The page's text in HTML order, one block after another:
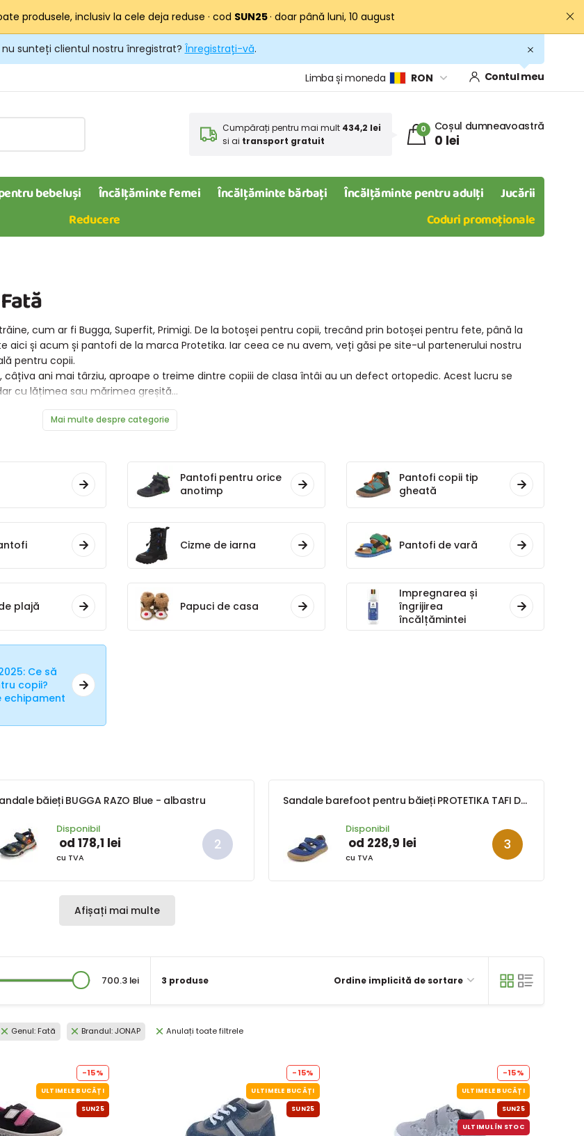
produsele, inclusiv la cele deja reduse · cod SUN25· doar până luni, 10 august
sunteți clientul nostru înregistrat? Înregistrați-vă.
Limba și moneda RON Contul meu
Cumpărați pentru mai mult 434,2 lei
si ai transport gratuit
0 Coșul dumneavoastră
0 lei
bebeluși Încălțăminte femei Încălțăminte bărbați Încălțăminte pentru adulți
Jucării
Reducere Coduri promoționale
cum ar fi Bugga, Superfit, Primigi. De la botoșei pentru copii, trecând prin botoșei pentru fete, până la
și acum și pantofi de la marca Protetika. Iar ceea ce nu avem, veți găsi pe site-ul partenerului nostru
pentru copii.
ani mai târziu, aproape o treime dintre copiii de clasa întâi au un defect ortopedic. Acest lucru se
cu lățimea sau mărimea greșită...
Mai multe despre categorie
Pantofi pentru orice
anotimp
Pantofi copii tip
gheată
Cizme de iarna Pantofi de vară
plajă Papuci de casa
Impregnarea și
îngrijirea
încălțămintei
Ce să
copii?
echipament
băieți BUGGA RAZO Blue - albastru
Disponibil
od 178,1 lei
cu TVA
Sandale barefoot pentru băieți PROTETIKA TAFI DENIM
Disponibil
od 228,9 lei
cu TVA
Afișați mai multe
3 produse Ordine implicită de sortare
700.3 lei
Genul: Fată Brandul: JONAP Anulați toate filtrele
-15%
ULTIMELE BUCĂȚI
SUN25
-15%
ULTIMELE BUCĂȚI
SUN25
-15%
ULTIMELE BUCĂȚI
SUN25
ULTIMUL ÎN STOC